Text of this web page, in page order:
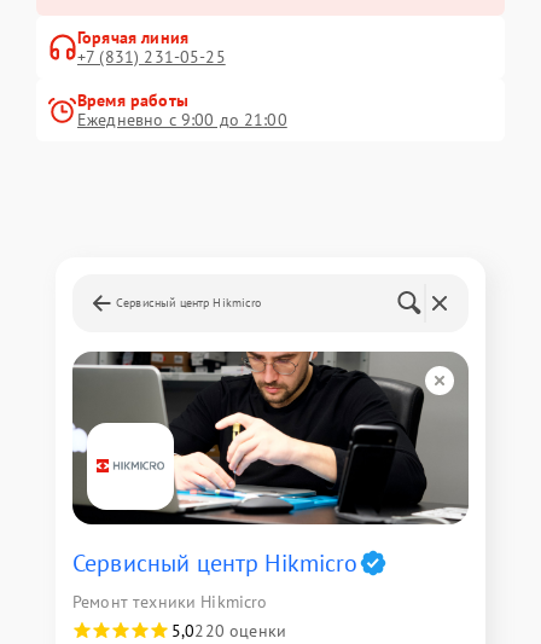
Горячая линия
+7 (831) 231-05-25
Время работы
Ежедневно с 9:00 до 21:00
Сервисный центр Hikmicro
Сервисный центр Hikmicro
Ремонт техники Hikmicro
5,0220 оценки